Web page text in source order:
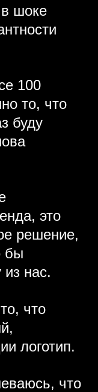
шоке
100
то, что
буду
это
решение,
бы
из нас.
что
логотип.
что